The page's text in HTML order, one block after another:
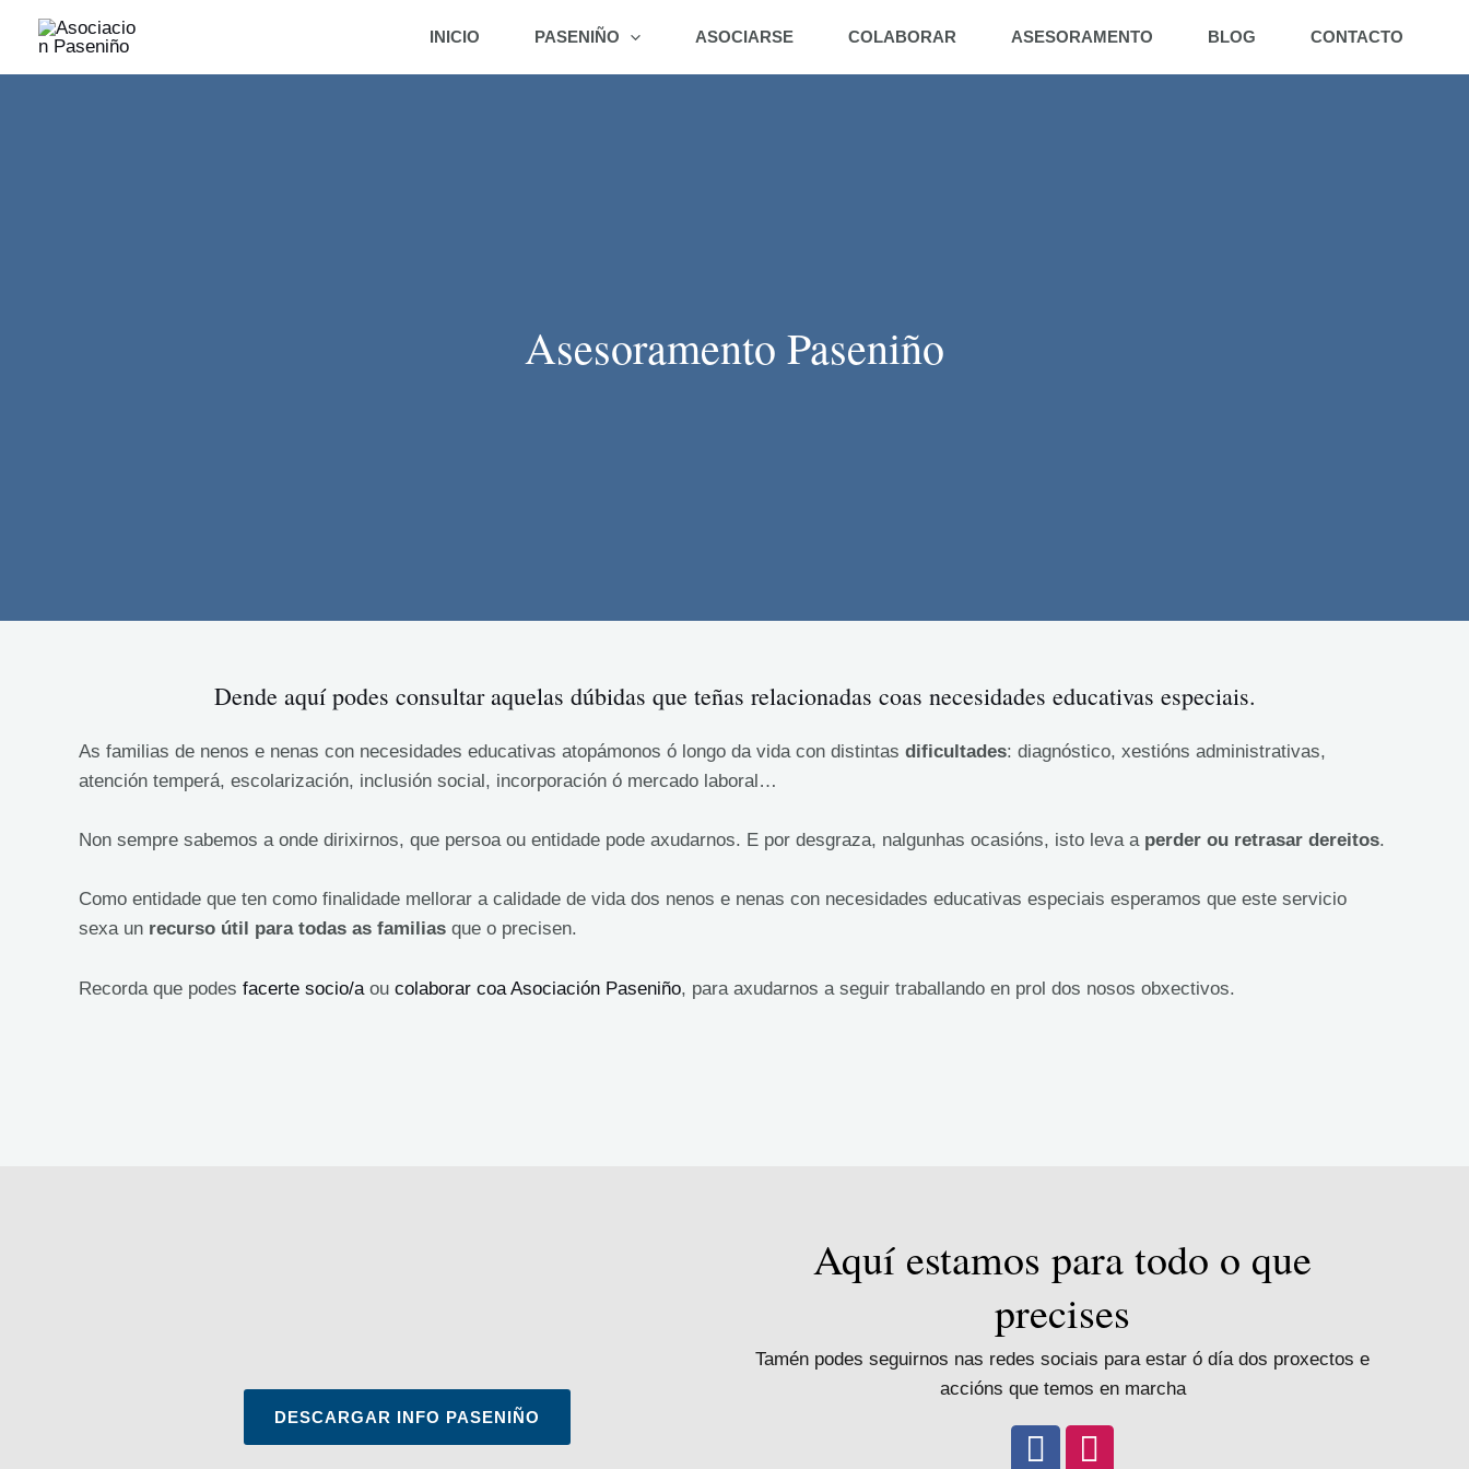
INICIO PASENIÑO ASOCIARSE COLABORAR ASESORAMENTO BLOG CONTACTO
Asesoramento Paseniño
Dende aquí podes consultar aquelas dúbidas que teñas relacionadas coas necesidades educativas especiais.
As familias de nenos e nenas con necesidades educativas atopámonos ó longo da vida con distintas dificultades: diagnóstico, xestións administrativas,
atención temperá, escolarización, inclusión social, incorporación ó mercado laboral…
Non sempre sabemos a onde dirixirnos, que persoa ou entidade pode axudarnos. E por desgraza, nalgunhas ocasións, isto leva aperder ou retrasar dereitos.
Como entidade que ten como finalidade mellorar a calidade de vida dos nenos e nenas con necesidades educativas especiais esperamos que este servicio
sexa un recurso útil para todas as familias que o precisen.
Recorda que podes facerte socio/a ou colaborar coa Asociación Paseniño, para axudarnos a seguir traballando en prol dos nosos obxectivos.
DESCARGAR INFO PASENIÑO
Aquí estamos para todo o que
precises
Tamén podes seguirnos nas redes sociais para estar ó día dos proxectos e
accións que temos en marcha